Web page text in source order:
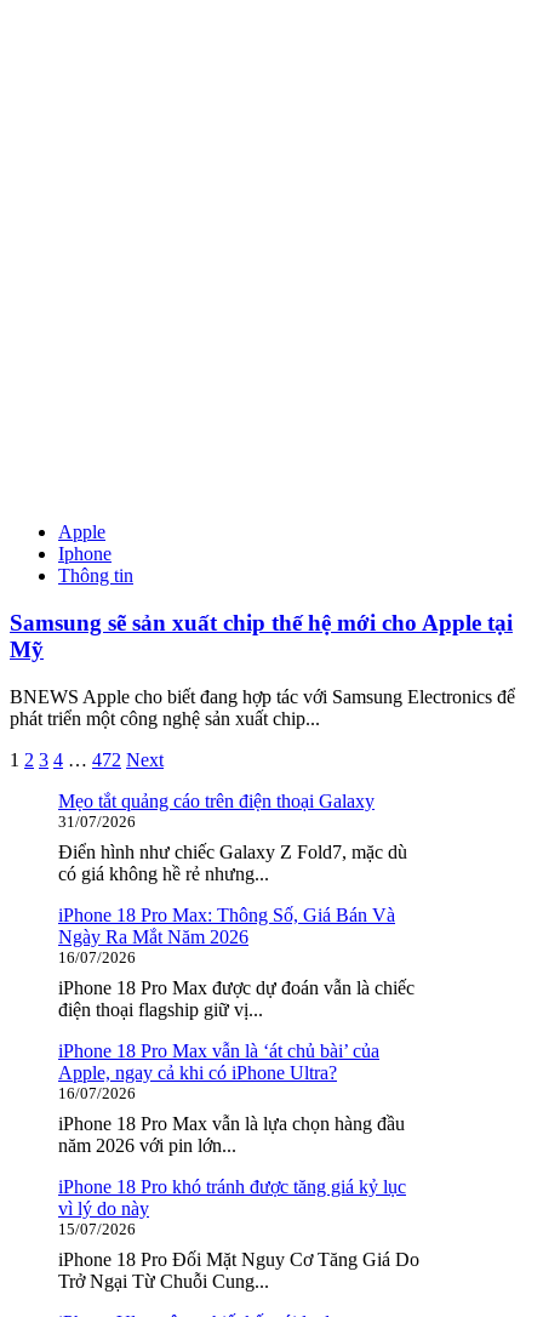
Apple
Iphone
Thông tin
Samsung sẽ sản xuất chip thế hệ mới cho Apple tại
Mỹ
BNEWS Apple cho biết đang hợp tác với Samsung Electronics để
phát triển một công nghệ sản xuất chip...
Phân
trang
1 2 3 4 … 472 Next
Mẹo tắt quảng cáo trên điện thoại Galaxy
31/07/2026
Điển hình như chiếc Galaxy Z Fold7, mặc dù
có giá không hề rẻ nhưng...
iPhone 18 Pro Max: Thông Số, Giá Bán Và
Ngày Ra Mắt Năm 2026
16/07/2026
iPhone 18 Pro Max được dự đoán vẫn là chiếc
điện thoại flagship giữ vị...
iPhone 18 Pro Max vẫn là ‘át chủ bài’ của
Apple, ngay cả khi có iPhone Ultra?
16/07/2026
iPhone 18 Pro Max vẫn là lựa chọn hàng đầu
năm 2026 với pin lớn...
iPhone 18 Pro khó tránh được tăng giá kỷ lục
vì lý do này
15/07/2026
iPhone 18 Pro Đối Mặt Nguy Cơ Tăng Giá Do
Trở Ngại Từ Chuỗi Cung...